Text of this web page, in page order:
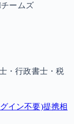
ームズ
・行政書士・税
イン不要)提携相